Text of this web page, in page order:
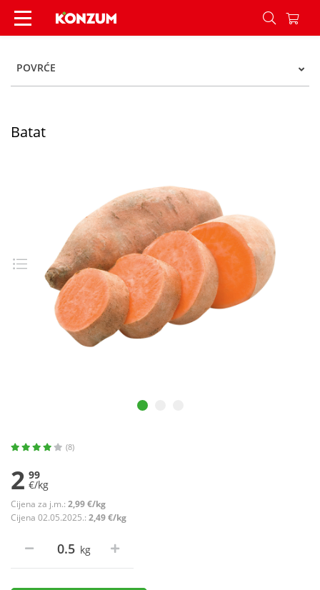
Batat - Konzum
POVRĆE
Batat
(8)
2 99
€/kg
Cijena za j.m.: 2,99 €/kg
Cijena 02.05.2025.: 2,49 €/kg
kg